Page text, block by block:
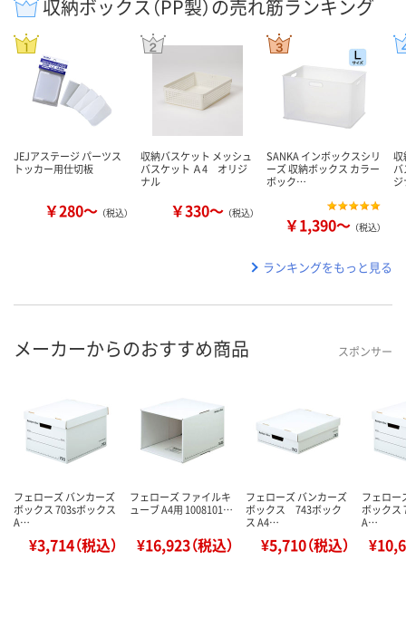
収納ボックス（PP製）の売れ筋ランキング
JEJアステージ パーツス
トッカー用仕切板
￥280～ （税込）
収納バスケット メッシュ
バスケット Ａ4 オリジ
ナル
￥330～ （税込）
SANKA インボックスシリ
ーズ 収納ボックス カラー
ボック…
￥1,390～ （税込）
収
ランキングをもっと見る
メーカーからのおすすめ商品 スポンサー
フェローズ バンカーズ
ボックス 703sボックス
A…
¥3,714（税込）
フェローズ ファイルキ
ューブ A4用 1008101…
¥16,923（税込）
フェローズ バンカーズ
ボックス 743ボック
ス A4…
¥5,710（税込）
フェロー
ボックス
A…